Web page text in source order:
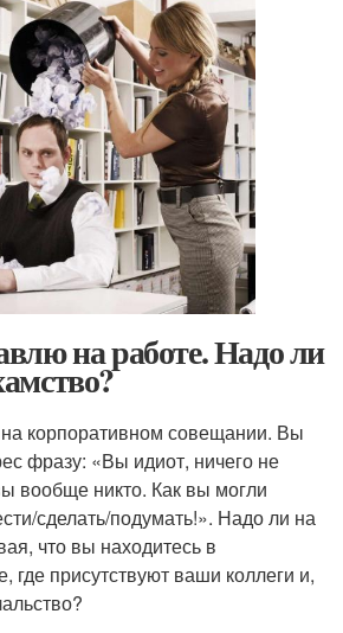
на работе. Надо ли
корпоративном совещании. Вы
фразу: «Вы идиот, ничего не
вообще никто. Как вы могли
сделать/подумать!». Надо ли на
что вы находитесь в
где присутствуют ваши коллеги и,